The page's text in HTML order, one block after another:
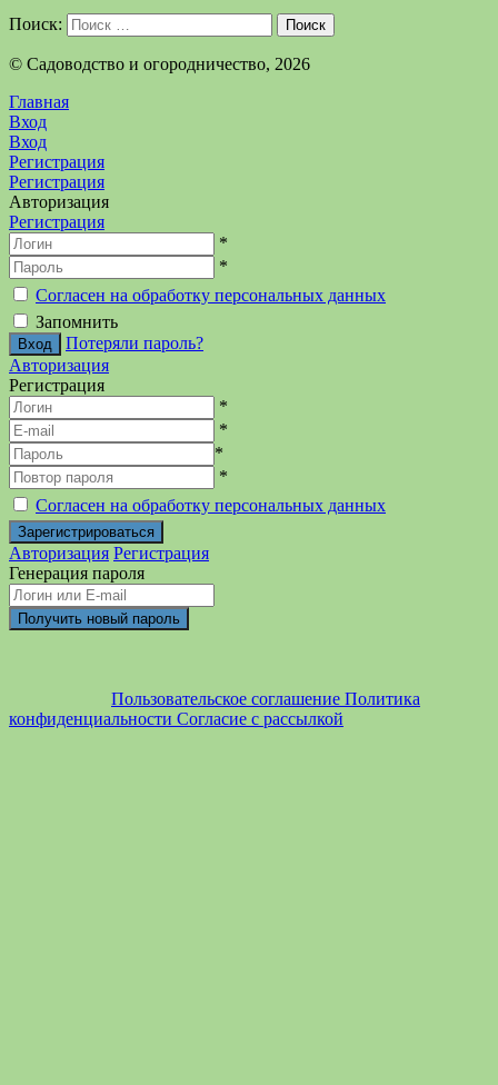
Поиск: Поиск
©️ Садоводство и огородничество, 2026
Главная
Вход
Вход
Регистрация
Регистрация
Авторизация
Регистрация
*
*
Согласен на обработку персональных данных
Запомнить
Потеряли пароль?
Авторизация
Регистрация
*
*
*
*
Согласен на обработку персональных данных
Авторизация Регистрация
Генерация пароля
Пользовательское соглашение Политика
конфиденциальности Согласие с рассылкой